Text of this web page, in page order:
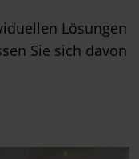
Lösungen
Sie sich davon